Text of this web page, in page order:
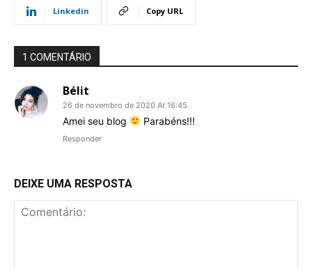
Linkedin Copy URL
1 COMENTÁRIO
Bélit
26 de novembro de 2020 At 16:45
Amei seu blog Parabéns!!!
Responder
DEIXE UMA RESPOSTA